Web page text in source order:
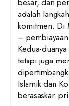
besar, dan
adalah
komitmen. Di
–
Kedua-
tetapi juga
Islamik dan
berasaskan